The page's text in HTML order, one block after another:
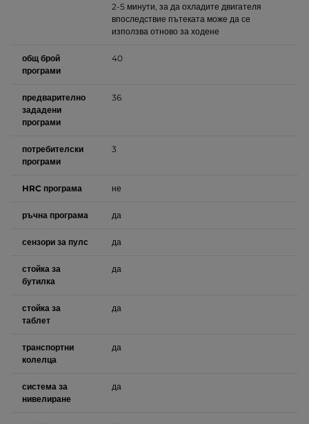
2-5 минути, за да охладите двигателя
впоследствие пътеката може да се
използва отново за ходене
общ брой
програми
40
предварително
зададени
програми
36
потребителски
програми
3
HRC програма не
ръчна програма да
сензори за пулс да
стойка за
бутилка
да
стойка за
таблет
да
транспортни
колелца
да
система за
нивелиране
да